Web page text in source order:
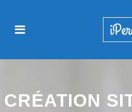
CRÉATION